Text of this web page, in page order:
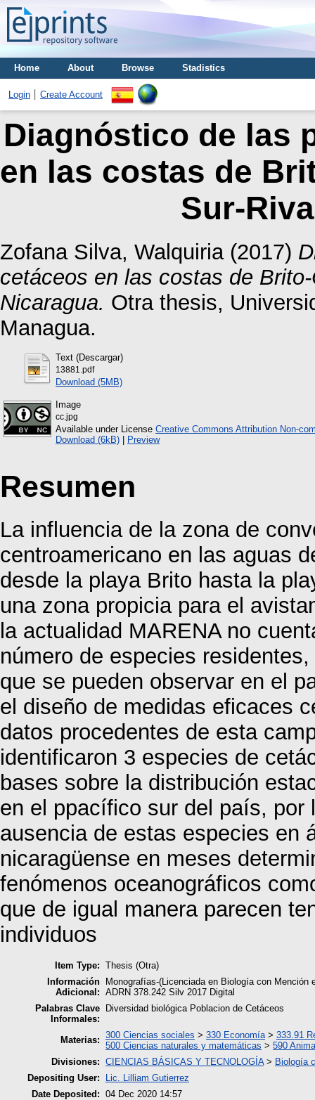
Home About Browse Stadistics
Login Create Account
Diagnóstico de las
en las costas de
Sur-
Zofana Silva, Walquiria(2017)
cetáceos en las costas de
Nicaragua. Otra thesis,
Managua.
Text (Descargar)
13881.pdf
Download (5MB)
Image
cc.jpg
Available under License Creative Commons Attribution Non-
Download (6kB) | Preview
Resumen
La influencia de la zona de
centroamericano en las aguas
desde la playa Brito hasta la
una zona propicia para el
la actualidad MARENA no
número de especies
que se pueden observar en el
el diseño de medidas eficaces
datos procedentes de esta
identificaron 3 especies de
bases sobre la distribución
en el ppacífico sur del país, por
ausencia de estas especies en
nicaragüense en meses
fenómenos oceanográficos
que de igual manera parecen
individuos
Item Type: Thesis (Otra)
Información
Adicional:
Monografías-(Licenciada en Biología con Mención
ADRN 378.242 Silv 2017 Digital
Palabras Clave
Informales:
Diversidad biológica Poblacion de Cetáceos
Materias: 300 Ciencias sociales > 330 Economía > 333.91
500 Ciencias naturales y matemáticas > 590
Divisiones: CIENCIAS BÁSICAS Y TECNOLOGÍA> Biología
Depositing User:
Lic. Lilliam Gutierrez
Date Deposited: 04 Dec 2020 14:57